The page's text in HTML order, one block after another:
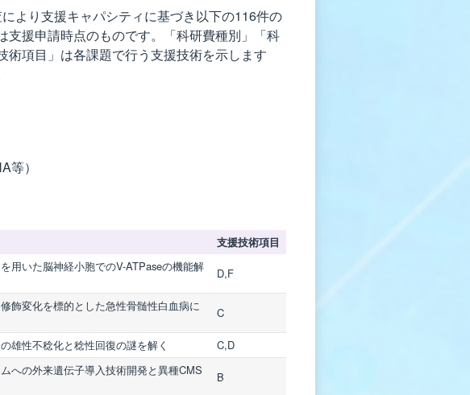
より支援キャパシティに基づき以下の116件の
援申請時点のものです。「科研費種別」「科
項目」は各課題で行う支援技術を示します
）
支援技術項目
用いた脳神経小胞でのV-ATPaseの機能解
D,F
飾変化を標的とした急性骨髄性白血病に
C
雄性不稔化と稔性回復の謎を解く C,D
への外来遺伝子導入技術開発と異種CMS
B